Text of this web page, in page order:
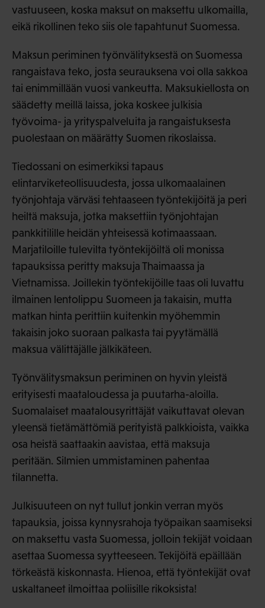
vastuuseen, koska maksut on maksettu ulkomailla,
eikä rikollinen teko siis ole tapahtunut Suomessa.
Maksun periminen työnvälityksestä on Suomessa
rangaistava teko, josta seurauksena voi olla sakkoa
tai enimmillään vuosi vankeutta. Maksukiellosta on
säädetty meillä laissa, joka koskee julkisia
työvoima- ja yrityspalveluita ja rangaistuksesta
puolestaan on määrätty Suomen rikoslaissa.
Tiedossani on esimerkiksi tapaus
elintarviketeollisuudesta, jossa ulkomaalainen
työnjohtaja värväsi tehtaaseen työntekijöitä ja peri
heiltä maksuja, jotka maksettiin työnjohtajan
pankkitilille heidän yhteisessä kotimaassaan.
Marjatiloille tulevilta työntekijöiltä oli monissa
tapauksissa peritty maksuja Thaimaassa ja
Vietnamissa. Joillekin työntekijöille taas oli luvattu
ilmainen lentolippu Suomeen ja takaisin, mutta
matkan hinta perittiin kuitenkin myöhemmin
takaisin joko suoraan palkasta tai pyytämällä
maksua välittäjälle jälkikäteen.
Työnvälitysmaksun periminen on hyvin yleistä
erityisesti maataloudessa ja puutarha-aloilla.
Suomalaiset maatalousyrittäjät vaikuttavat olevan
yleensä tietämättömiä perityistä palkkioista, vaikka
osa heistä saattaakin aavistaa, että maksuja
peritään. Silmien ummistaminen pahentaa
tilannetta.
Julkisuuteen on nyt tullut jonkin verran myös
tapauksia, joissa kynnysrahoja työpaikan saamiseksi
on maksettu vasta Suomessa, jolloin tekijät voidaan
asettaa Suomessa syytteeseen. Tekijöitä epäillään
törkeästä kiskonnasta. Hienoa, että työntekijät ovat
uskaltaneet ilmoittaa poliisille rikoksista!